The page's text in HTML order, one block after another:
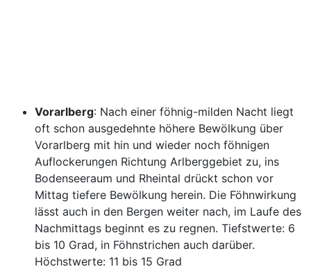
Vorarlberg: Nach einer föhnig-milden Nacht liegt
oft schon ausgedehnte höhere Bewölkung über
Vorarlberg mit hin und wieder noch föhnigen
Auflockerungen Richtung Arlberggebiet zu, ins
Bodenseeraum und Rheintal drückt schon vor
Mittag tiefere Bewölkung herein. Die Föhnwirkung
lässt auch in den Bergen weiter nach, im Laufe des
Nachmittags beginnt es zu regnen. Tiefstwerte: 6
bis 10 Grad, in Föhnstrichen auch darüber.
Höchstwerte: 11 bis 15 Grad